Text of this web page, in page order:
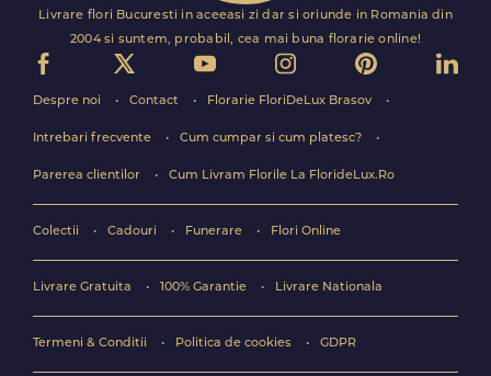
Livrare flori Bucuresti in aceeasi zi dar si oriunde in Romania din
2004 si suntem, probabil, cea mai buna florarie online!
Despre noi Contact Florarie FloriDeLux Brasov
Intrebari frecvente Cum cumpar si cum platesc?
Parerea clientilor Cum Livram Florile La FlorideLux.Ro
Colectii Cadouri Funerare Flori Online
Livrare Gratuita 100% Garantie Livrare Nationala
Termeni & Conditii Politica de cookies GDPR